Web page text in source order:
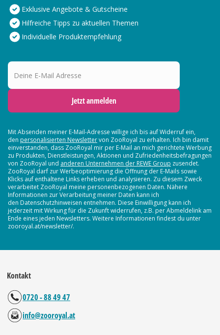
Exklusive Angebote & Gutscheine
Hilfreiche Tipps zu aktuellen Themen
Individuelle Produktempfehlung
Deine E-Mail Adresse
Jetzt anmelden
Mit Absenden meiner E-Mail-Adresse willige ich bis auf Widerruf ein,
den personalisierten Newslettervon ZooRoyal zu erhalten. Ich bin damit
einverstanden, dass ZooRoyal mir per E-Mail an mich gerichtete Werbung
zu Produkten, Dienstleistungen, Aktionen und Zufriedenheitsbefragungen
von ZooRoyal und anderen Unternehmen der REWE Group zusendet.
ZooRoyal darf zur Werbeoptimierung die Öffnung der E-Mails sowie
Klicks auf enthaltene Links erheben und analysieren. Zu diesem Zweck
verarbeitet ZooRoyal meine personenbezogenen Daten. Nähere
Informationen zur Verarbeitung meiner Daten kann ich
den Datenschutzhinweisen entnehmen. Diese Einwilligung kann ich
jederzeit mit Wirkung für die Zukunft widerrufen, z.B. per Abmeldelink am
Ende eines jeden Newsletters. Weitere Informationen findest du unter
zooroyal.at/newsletter/.
Kontakt
0720 - 88 49 47
info@zooroyal.at